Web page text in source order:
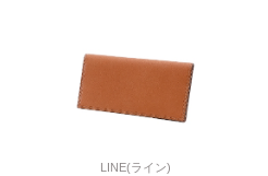
LINE(ライン)